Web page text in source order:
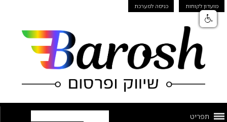
מועדון לקוחות כניסה למערכת
תפריט